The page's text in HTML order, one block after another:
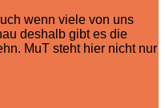
wenn viele von uns
deshalb gibt es die
MuT steht hier nicht nur